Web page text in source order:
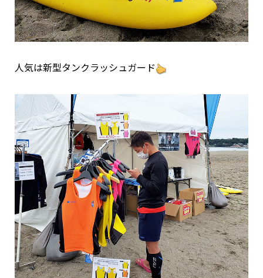
人気は新型タンクラッシュガード